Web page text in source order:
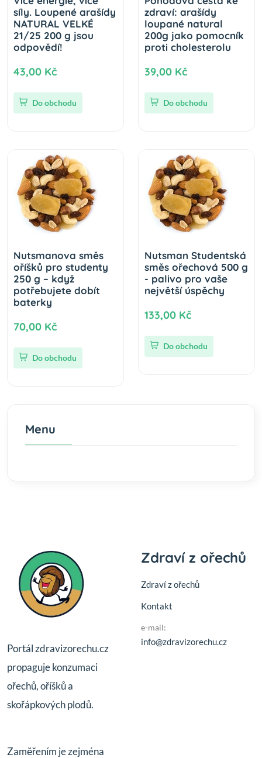
síly. Loupené arašídy
NATURAL VELKÉ
21/25 200 g jsou
odpovědí!
43,00 Kč
Do obchodu
zdraví: arašídy
loupané natural
200g jako pomocník
proti cholesterolu
39,00 Kč
Do obchodu
Nutsmanova směs
oříšků pro studenty
250 g – když
potřebujete dobít
baterky
70,00 Kč
Do obchodu
Nutsman Studentská
směs ořechová 500 g
- palivo pro vaše
největší úspěchy
133,00 Kč
Do obchodu
Menu
Portál zdravizorechu.cz
propaguje konzumaci
ořechů, oříšků a
skořápkových plodů.
Zaměřením je zejména
Zdraví z ořechů
Zdraví z ořechů
Kontakt
e-mail:
info@zdravizorechu.cz